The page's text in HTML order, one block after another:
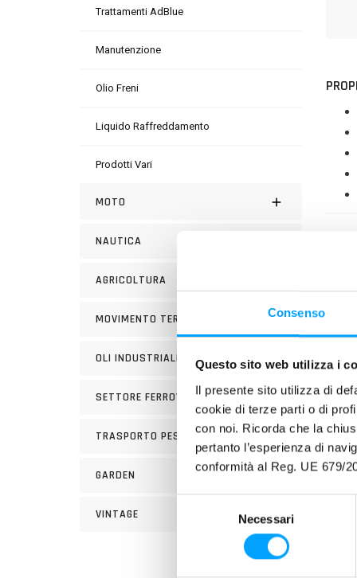
Consenso
Questo sito web utilizza i
Il presente sito utilizza di
cookie di terze parti o di
con noi. Ricorda che la
pertanto l’esperienza di
conformità al Reg. UE 679/
Necessari
Trattamenti AdBlue
Manutenzione
Olio Freni
Liquido Raffreddamento
Prodotti Vari
MOTO
NAUTICA
AGRICOLTURA
MOVIMENTO TERRA
OLI INDUSTRIALI
SETTORE FERROVIARIO
TRASPORTO PESANTE
GARDEN
VINTAGE
in